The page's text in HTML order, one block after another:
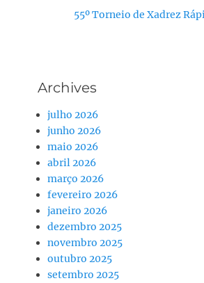
Próximo55º Torneio de Xadrez
Archives
julho 2026
junho 2026
maio 2026
abril 2026
março 2026
fevereiro 2026
janeiro 2026
dezembro 2025
novembro 2025
outubro 2025
setembro 2025